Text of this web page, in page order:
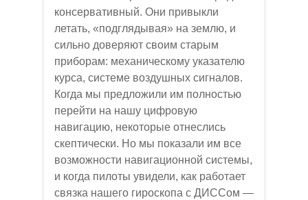
консервативный. Они привыкли
летать, «подглядывая» на землю, и
сильно доверяют своим старым
приборам: механическому указателю
курса, системе воздушных сигналов.
Когда мы предложили им полностью
перейти на нашу цифровую
навигацию, некоторые отнеслись
скептически. Но мы показали им все
возможности навигационной системы,
и когда пилоты увидели, как работает
связка нашего гироскопа с ДИССом —